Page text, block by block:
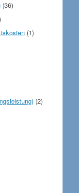
(36)
(1)
(2)